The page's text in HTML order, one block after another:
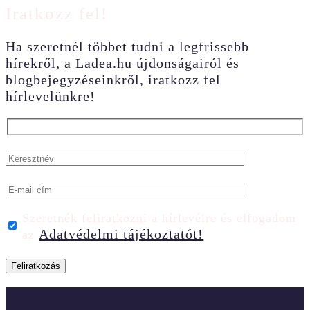
Ha szeretnél többet tudni a legfrissebb
hírekről, a Ladea.hu újdonságairól és
blogbejegyzéseinkről, iratkozz fel
hírlevelünkre!
Adatvédelmi tájékoztatót!